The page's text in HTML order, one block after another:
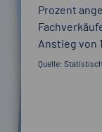
Prozent
Anstieg von
Quelle: